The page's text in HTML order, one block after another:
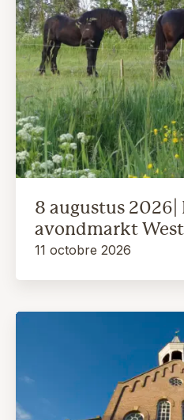
8 augustus 2026|
avondmarkt
11 octobre 2026